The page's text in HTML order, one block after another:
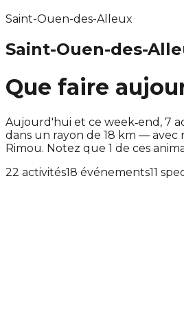
Saint-Ouen-des-Alleux
Saint-Ouen-des-
Que faire
Aujourd'hui et ce week‑end, 7
dans un rayon de 18 km — avec
Rimou. Notez que 1 de ces
22 activités18 événements11